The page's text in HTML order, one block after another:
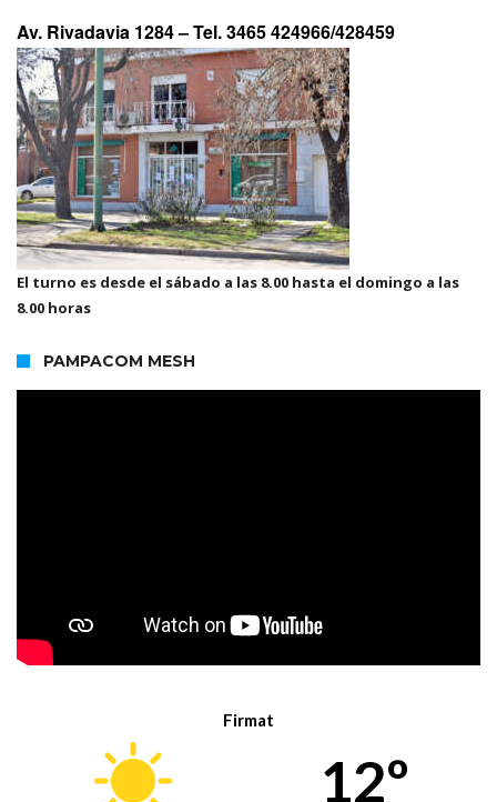
Av. Rivadavia 1284 –Tel. 3465 424966/428459
El turno es desde el sábado a las 8.00 hasta el domingo a las
8.00 horas
PAMPACOM MESH
Firmat
12º